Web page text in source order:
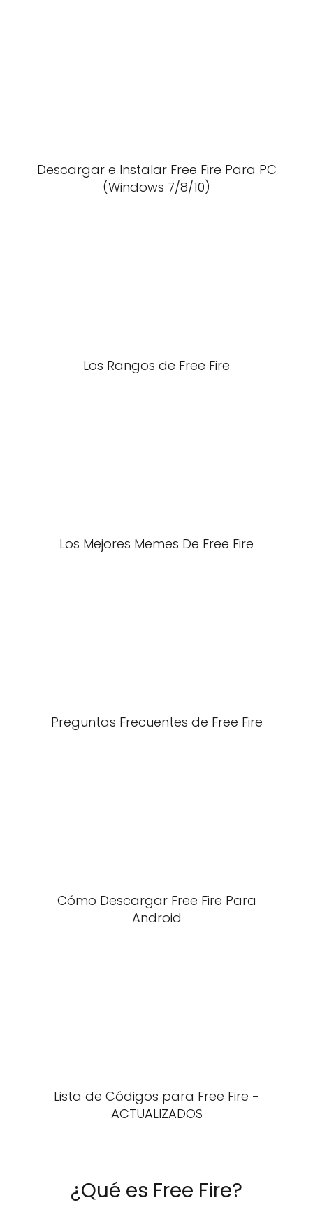
Descargar e Instalar Free Fire Para PC
(Windows 7/8/10)
Los Rangos de Free Fire
Los Mejores Memes De Free Fire
Preguntas Frecuentes de Free Fire
Cómo Descargar Free Fire Para
Android
Lista de Códigos para Free Fire -
ACTUALIZADOS
¿Qué es Free Fire?